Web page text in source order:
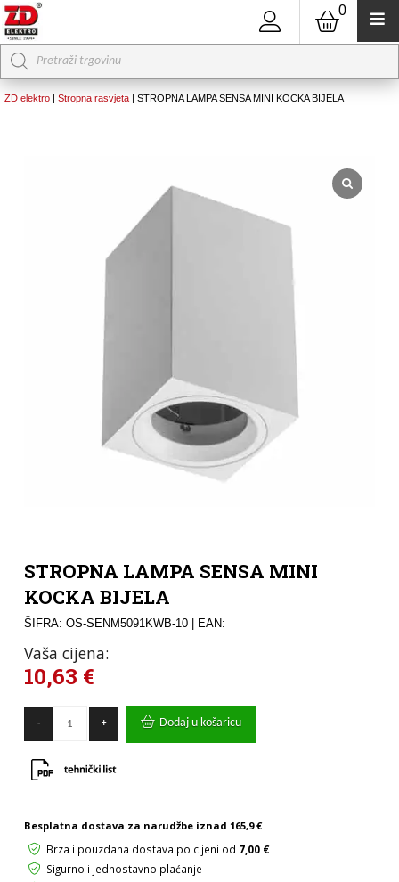
0
Products
search
ZD elektro | Stropna rasvjeta | STROPNA LAMPA SENSA MINI KOCKA BIJELA
STROPNA LAMPA SENSA MINI
KOCKA BIJELA
ŠIFRA: OS-SENM5091KWB-10| EAN:
Vaša cijena:
10,63 €
-
LAMPA
SENSA
KOCKA
+ Dodaj u košaricu
Besplatna dostava za narudžbe iznad 165,9 €
Brza i pouzdana dostava po cijeni od 7,00 €
Sigurno i jednostavno plaćanje